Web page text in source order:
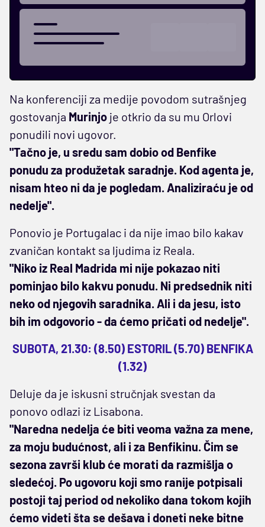
Na konferenciji za medije povodom sutrašnjeg
gostovanja Murinjo je otkrio da su mu Orlovi
ponudili novi ugovor.
"Tačno je, u sredu sam dobio od Benfike
ponudu za produžetak saradnje. Kod agenta je,
nisam hteo ni da je pogledam. Analiziraću je od
nedelje".
Ponovio je Portugalac i da nije imao bilo kakav
zvaničan kontakt sa ljudima iz Reala.
"Niko iz Real Madrida mi nije pokazao niti
pominjao bilo kakvu ponudu. Ni predsednik niti
neko od njegovih saradnika. Ali i da jesu, isto
bih im odgovorio - da ćemo pričati od nedelje".
SUBOTA, 21.30: (8.50) ESTORIL (5.70) BENFIKA
(1.32)
Deluje da je iskusni stručnjak svestan da
ponovo odlazi iz Lisabona.
"Naredna nedelja će biti veoma važna za mene,
za moju budućnost, ali i za Benfikinu. Čim se
sezona završi klub će morati da razmišlja o
sledećoj. Po ugovoru koji smo ranije potpisali
postoji taj period od nekoliko dana tokom kojih
ćemo videti šta se dešava i doneti neke bitne